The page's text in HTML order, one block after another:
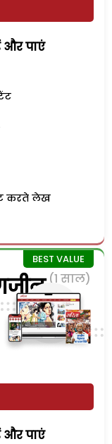
और पाएं
करते लेख
(1 साल)
और पाएं